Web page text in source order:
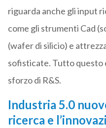
riguarda anche gli input
come gli strumenti Cad
(wafer di silicio) e
sofisticate. Tutto questo
sforzo di R&S.
Industria 5.0
ricerca e